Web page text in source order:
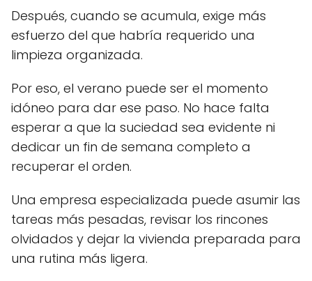
Después, cuando se acumula, exige más
esfuerzo del que habría requerido una
limpieza organizada.
Por eso, el verano puede ser el momento
idóneo para dar ese paso. No hace falta
esperar a que la suciedad sea evidente ni
dedicar un fin de semana completo a
recuperar el orden.
Una empresa especializada puede asumir las
tareas más pesadas, revisar los rincones
olvidados y dejar la vivienda preparada para
una rutina más ligera.